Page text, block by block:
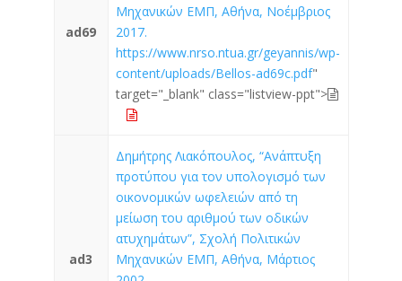
ad69
Μηχανικών ΕΜΠ, Αθήνα, Νοέμβριος
2017.
https://www.nrso.ntua.gr/geyannis/wp-
content/uploads/Bellos-ad69c.pdf"
target="_blank" class="listview-ppt">
ad3
Δημήτρης Λιακόπουλος, “Ανάπτυξη
προτύπου για τον υπολογισμό των
οικονομικών ωφελειών από τη
μείωση του αριθμού των οδικών
ατυχημάτων”, Σχολή Πολιτικών
Μηχανικών ΕΜΠ, Αθήνα, Μάρτιος